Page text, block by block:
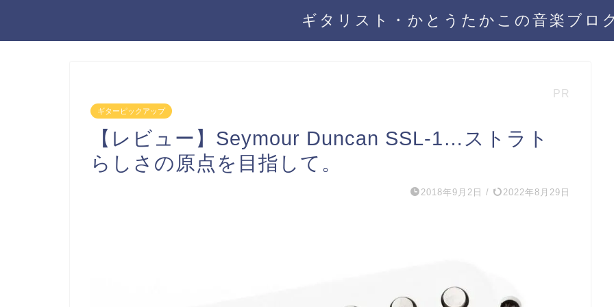
ギタリスト・かとうたかこの音楽ブロ
PR
ギターピックアップ
【レビュー】Seymour Duncan SSL-1…ストラト
らしさの原点を目指して。
2018年9月2日 / 2022年8月29日